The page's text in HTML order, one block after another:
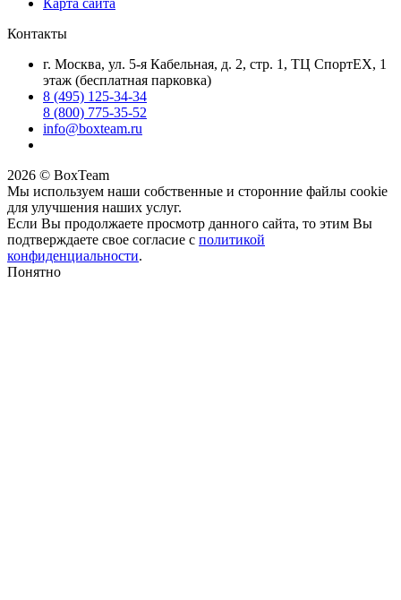
Карта сайта
Контакты
г. Москва, ул. 5-я Кабельная, д. 2, стр. 1, ТЦ СпортEX, 1
этаж (бесплатная парковка)
8 (495) 125-34-34
8 (800) 775-35-52
info@boxteam.ru
2026 © BoxTeam
Мы используем наши собственные и сторонние файлы cookie
для улучшения наших услуг.
Если Вы продолжаете просмотр данного сайта, то этим Вы
подтверждаете свое согласие с политикой
конфиденциальности.
Понятно